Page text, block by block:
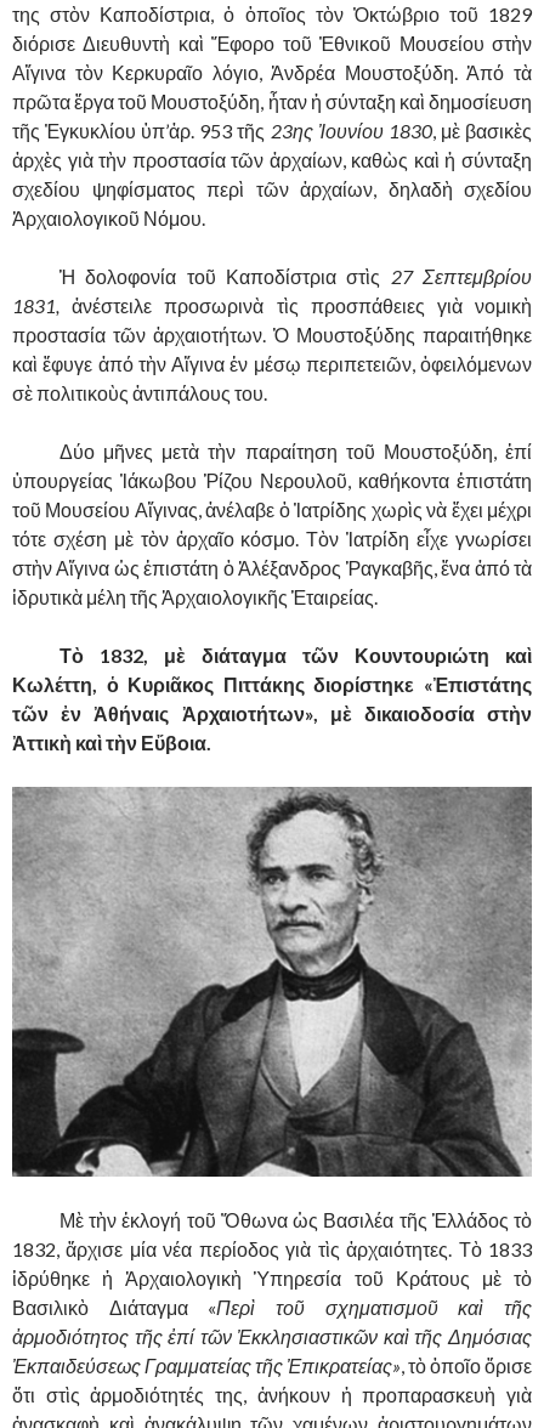
της στὸν Καποδίστρια, ὁ ὁποῖος τὸν Ὀκτώβριο τοῦ 1829
διόρισε Διευθυντὴ καὶ Ἔφορο τοῦ Ἐθνικοῦ Μουσείου στὴν
Αἴγινα τὸν Κερκυραῖο λόγιο, Ἀνδρέα Μουστοξύδη. Ἀπό τὰ
πρῶτα ἔργα τοῦ Μουστοξύδη, ἦταν ἡ σύνταξη καὶ δημοσίευση
τῆς Ἐγκυκλίου ὑπ’ἀρ. 953 τῆς 23ης Ἰουνίου 1830, μὲ βασικὲς
ἀρχὲς γιὰ τὴν προστασία τῶν ἀρχαίων, καθὼς καὶ ἡ σύνταξη
σχεδίου ψηφίσματος περὶ τῶν ἀρχαίων, δηλαδὴ σχεδίου
Ἀρχαιολογικοῦ Νόμου.
Ἡ δολοφονία τοῦ Καποδίστρια στὶς 27 Σεπτεμβρίου
1831, ἀνέστειλε προσωρινὰ τὶς προσπάθειες γιὰ νομικὴ
προστασία τῶν ἀρχαιοτήτων. Ὁ Μουστοξύδης παραιτήθηκε
καὶ ἔφυγε ἀπό τὴν Αἴγινα ἐν μέσῳ περιπετειῶν, ὁφειλόμενων
σὲ πολιτικοὺς ἀντιπάλους του.
Δύο μῆνες μετὰ τὴν παραίτηση τοῦ Μουστοξύδη, ἐπί
ὑπουργείας Ἰάκωβου Ῥίζου Νερουλοῦ, καθήκοντα ἐπιστάτη
τοῦ Μουσείου Αἴγινας, ἀνέλαβε ὁ Ἰατρίδης χωρὶς νὰ ἔχει μέχρι
τότε σχέση μὲ τὸν ἀρχαῖο κόσμο. Τὸν Ἰατρίδη εἶχε γνωρίσει
στὴν Αἴγινα ὡς ἐπιστάτη ὁ Ἀλέξανδρος Ῥαγκαβῆς, ἕνα ἀπό τὰ
ἱδρυτικὰ μέλη τῆς Ἀρχαιολογικῆς Ἑταιρείας.
Τὸ 1832, μὲ διάταγμα τῶν Κουντουριώτη καὶ
Κωλέττη, ὁ Κυριᾶκος Πιττάκης διορίστηκε «Ἐπιστάτης
τῶν ἐν Ἀθήναις Ἀρχαιοτήτων», μὲ δικαιοδοσία στὴν
Ἀττικὴ καὶ τὴν Εὔβοια.
Μὲ τὴν ἐκλογή τοῦ Ὄθωνα ὡς Βασιλέα τῆς Ἑλλάδος τὸ
1832, ἄρχισε μία νέα περίοδος γιὰ τὶς ἀρχαιότητες. Τὸ 1833
ἱδρύθηκε ἡ Ἀρχαιολογικὴ Ὑπηρεσία τοῦ Κράτους μὲ τὸ
Βασιλικὸ Διάταγμα «Περὶ τοῦ σχηματισμοῦ καὶ τῆς
ἀρμοδιότητος τῆς ἐπί τῶν Ἐκκλησιαστικῶν καὶ τῆς Δημόσιας
Ἐκπαιδεύσεως Γραμματείας τῆς Ἐπικρατείας», τὸ ὁποῖο ὅρισε
ὅτι στὶς ἀρμοδιότητές της, ἀνήκουν ἡ προπαρασκευὴ γιὰ